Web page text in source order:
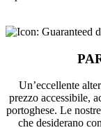
Un’eccellente
prezzo accessibile,
portoghese. Le
che desiderano